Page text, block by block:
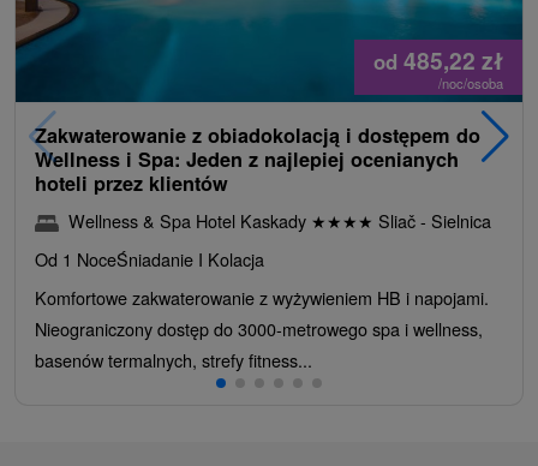
od 485,22 zł
/noc/osoba
Zakwaterowanie z obiadokolacją i dostępem do
Wellness i Spa: Jeden z najlepiej ocenianych
hoteli przez klientów
Wellness & Spa Hotel Kaskady ★★★★ Sliač - Sielnica
Od 1 NoceŚniadanie I Kolacja
Komfortowe zakwaterowanie z wyżywieniem HB i napojami.
Nieograniczony dostęp do 3000-metrowego spa i wellness,
basenów termalnych, strefy fitness...